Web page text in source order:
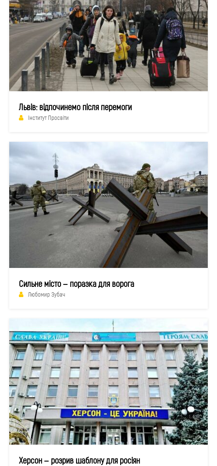
Львів: відпочинемо після перемоги
Інститут Просвіти
Сильне місто – поразка для ворога
Любомир Зубач
Херсон – розрив шаблону для росіян